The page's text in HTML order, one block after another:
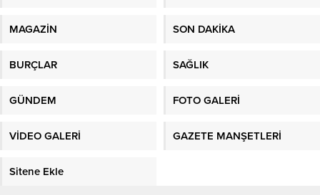
MAGAZİN SON DAKİKA
BURÇLAR SAĞLIK
GÜNDEM FOTO GALERİ
VİDEO GALERİ GAZETE MANŞETLERİ
Sitene Ekle